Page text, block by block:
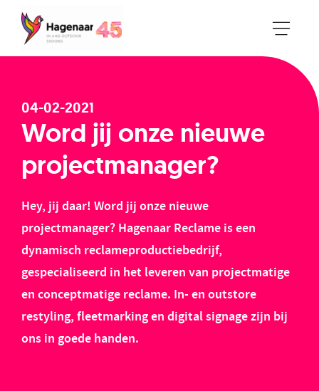
04-02-2021
Word jij onze nieuwe
projectmanager?
Hey, jij daar! Word jij onze nieuwe
projectmanager? Hagenaar Reclame is een
dynamisch reclameproductiebedrijf,
gespecialiseerd in het leveren van projectmatige
en conceptmatige reclame. In- en outstore
restyling, fleetmarking en digital signage zijn bij
ons in goede handen.